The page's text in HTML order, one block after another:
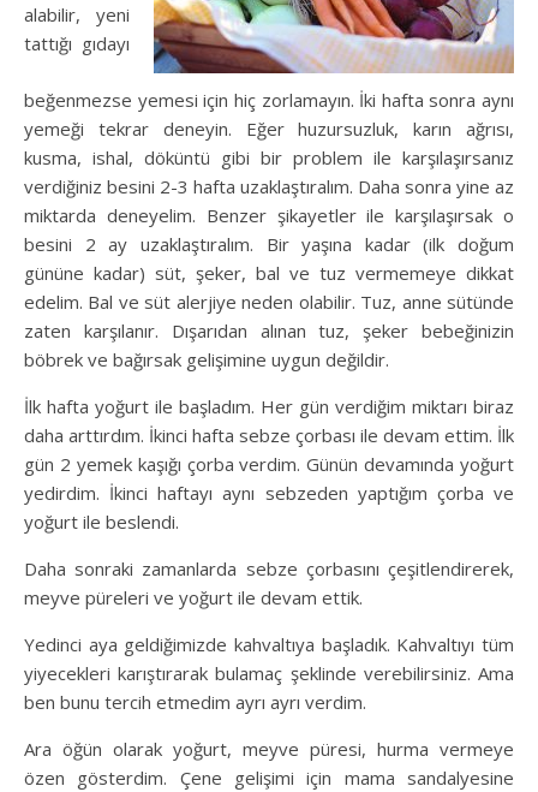
alabilir, yeni
tattığı gıdayı
beğenmezse yemesi için hiç zorlamayın. İki hafta sonra aynı
yemeği tekrar deneyin. Eğer huzursuzluk, karın ağrısı,
kusma, ishal, döküntü gibi bir problem ile karşılaşırsanız
verdiğiniz besini 2-3 hafta uzaklaştıralım. Daha sonra yine az
miktarda deneyelim. Benzer şikayetler ile karşılaşırsak o
besini 2 ay uzaklaştıralım. Bir yaşına kadar (ilk doğum
gününe kadar) süt, şeker, bal ve tuz vermemeye dikkat
edelim. Bal ve süt alerjiye neden olabilir. Tuz, anne sütünde
zaten karşılanır. Dışarıdan alınan tuz, şeker bebeğinizin
böbrek ve bağırsak gelişimine uygun değildir.
İlk hafta yoğurt ile başladım. Her gün verdiğim miktarı biraz
daha arttırdım. İkinci hafta sebze çorbası ile devam ettim. İlk
gün 2 yemek kaşığı çorba verdim. Günün devamında yoğurt
yedirdim. İkinci haftayı aynı sebzeden yaptığım çorba ve
yoğurt ile beslendi.
Daha sonraki zamanlarda sebze çorbasını çeşitlendirerek,
meyve püreleri ve yoğurt ile devam ettik.
Yedinci aya geldiğimizde kahvaltıya başladık. Kahvaltıyı tüm
yiyecekleri karıştırarak bulamaç şeklinde verebilirsiniz. Ama
ben bunu tercih etmedim ayrı ayrı verdim.
Ara öğün olarak yoğurt, meyve püresi, hurma vermeye
özen gösterdim. Çene gelişimi için mama sandalyesine